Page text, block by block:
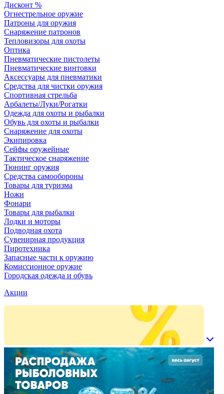
Дисконт %
Огнестрельное оружие
Патроны для оружия
Снаряжение патронов
Тепловизоры для охоты
Оптика
Пневматические пистолеты
Пневматические винтовки
Аксессуары для пневматики
Средства для чистки оружия
Спортивная стрельба
Арбалеты/Луки/Рогатки
Одежда для охоты и рыбалки
Обувь для охоты и рыбалки
Снаряжение для охоты
Экипировка
Сейфы оружейные
Тактическое снаряжение
Тюнинг оружия
Средства самообороны
Товары для туризма
Ножи
Фонари
Товары для рыбалки
Лодки и моторы
Подводная охота
Сувенирная продукция
Пиротехника
Запасные части к оружию
Комиссионное оружие
Городская одежда и обувь
Акции